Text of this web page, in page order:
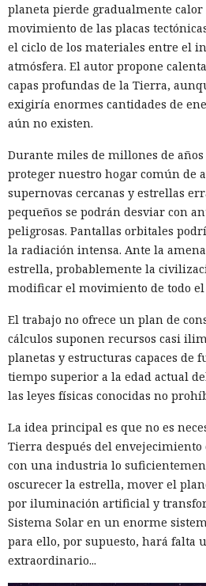
planeta pierde gradualmente
movimiento de las placas
el ciclo de los materiales entre el
atmósfera. El autor propone
capas profundas de la Tierra,
exigiría enormes cantidades de
aún no existen.
Durante miles de millones de
proteger nuestro hogar común de
supernovas cercanas y estrellas
pequeños se podrán desviar con
peligrosas. Pantallas orbitales
la radiación intensa. Ante la
estrella, probablemente la
modificar el movimiento de todo el
El trabajo no ofrece un plan de
cálculos suponen recursos casi
planetas y estructuras capaces de
tiempo superior a la edad actual
las leyes físicas conocidas no
La idea principal es que no es
Tierra después del
con una industria lo
oscurecer la estrella, mover el
por iluminación artificial y
Sistema Solar en un enorme
para ello, por supuesto, hará falta
extraordinario...